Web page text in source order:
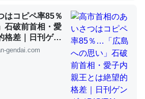
ルシウムを大量に使う脊椎動物と貝
…。腹足類だと殻を無くしてナメク
】昆虫学の大問題＝「昆虫はなぜ海にいな
はコピペ率85％
石破前首相・愛
格差｜日刊ゲン
gendai.com